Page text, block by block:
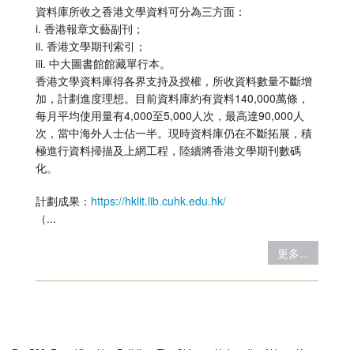
資料庫所收之香港文學資料可分為三方面：
i. 香港報章文藝副刊；
ii. 香港文學期刊索引；
iii. 中大圖書館館藏單行本。
香港文學資料庫得各界支持及授權，所收資料數量不斷增
加，計劃進度理想。目前資料庫約有資料140,000萬條，
每月平均使用量有4,000至5,000人次，最高達90,000人
次，當中海外人士佔一半。現時資料庫仍在不斷拓展，積
極進行資料掃描及上網工程，陸續將香港文學期刊數碼
化。
計劃成果： https://hklit.lib.cuhk.edu.hk/
（...
更多...